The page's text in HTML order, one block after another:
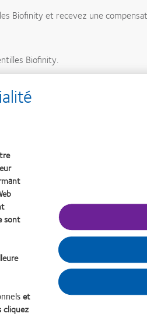
Biofinity et recevez une
Biofinity.
le moment d'entrée :
d'entrée et commence lorsque
en fonction des ventes de
de l'action
sont
et
cliquez